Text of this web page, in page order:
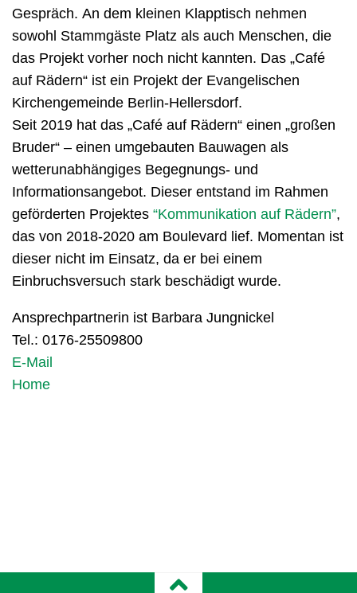
Gespräch. An dem kleinen Klapptisch nehmen
sowohl Stammgäste Platz als auch Menschen, die
das Projekt vorher noch nicht kannten. Das „Café
auf Rädern“ ist ein Projekt der Evangelischen
Kirchengemeinde Berlin-Hellersdorf.
Seit 2019 hat das „Café auf Rädern“ einen „großen
Bruder“ – einen umgebauten Bauwagen als
wetterunabhängiges Begegnungs- und
Informationsangebot. Dieser entstand im Rahmen
geförderten Projektes “Kommunikation auf Rädern”,
das von 2018-2020 am Boulevard lief. Momentan ist
dieser nicht im Einsatz, da er bei einem
Einbruchsversuch stark beschädigt wurde.
Ansprechpartnerin ist Barbara Jungnickel
Tel.: 0176-25509800
E-Mail
Home